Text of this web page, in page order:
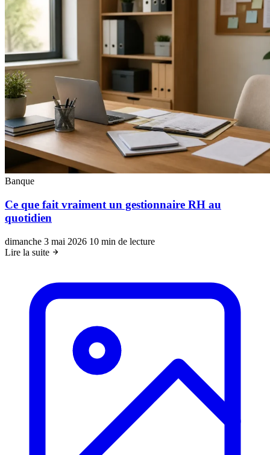
Banque
Ce que fait vraiment un gestionnaire RH au
quotidien
dimanche 3 mai 2026 10 min de lecture
Lire la suite